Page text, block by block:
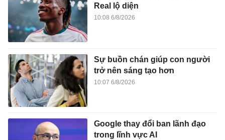
Real lộ diện
10:08 6/8/2026
Sự buồn chán giúp con người
trở nên sáng tạo hơn
10:07 6/8/2026
Google thay đổi ban lãnh đạo
trong lĩnh vực AI